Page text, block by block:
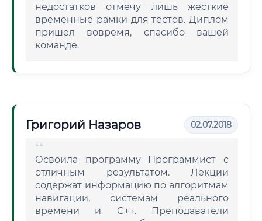
недостатков отмечу лишь жесткие
временные рамки для тестов. Диплом
пришел вовремя, спасибо вашей
команде.
Григорий Назаров 02.07.2018
Освоила программу Программист с
отличным результатом. Лекции
содержат информацию по алгоритмам
навигации, системам реального
времени и C++. Преподаватели